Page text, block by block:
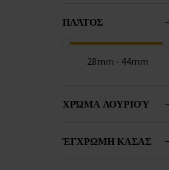
ΠΛΆΤΟΣ
28mm - 44mm
ΧΡΏΜΑ ΛΟΥΡΙΟΎ
ΈΓΧΡΩΜΗ ΚΑΣΑΣ